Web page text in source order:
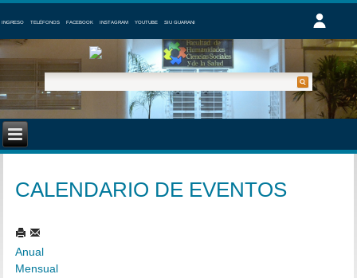
INGRESO TELÉFONOS FACEBOOK INSTAGRAM YOUTUBE SIU GUARANI
CALENDARIO DE EVENTOS
Anual
Mensual